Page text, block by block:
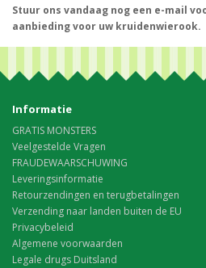
Stuur ons vandaag nog een e-mail
aanbieding voor uw kruidenwierook.
Informatie
GRATIS MONSTERS
Veelgestelde Vragen
FRAUDEWAARSCHUWING
Leveringsinformatie
Retourzendingen en terugbetalingen
Verzending naar landen buiten de EU
Privacybeleid
Algemene voorwaarden
Legale drugs Duitsland